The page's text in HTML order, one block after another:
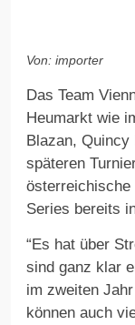
Von: importer
Das Team
Heumarkt wie
Blazan,
späteren
österreichische
Series bereits
“Es hat über
sind ganz klar
im zweiten
können auch